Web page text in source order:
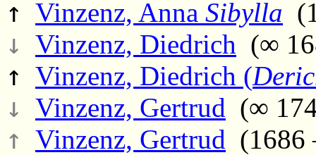
↑ Vinzenz, Anna Sibylla
↓ Vinzenz, Diedrich (∞
↑ Vinzenz, Diedrich (
↓ Vinzenz, Gertrud (∞
↑ Vinzenz, Gertrud (1686